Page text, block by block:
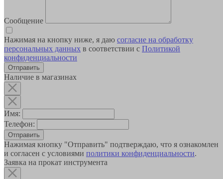
Сообщение
Нажимая на кнопку ниже, я даю согласие на обработку
персональных данных в соответствии с Политикой
конфиденциальности
Наличие в магазинах
Имя:
Телефон:
Отправить
Нажимая кнопку "Отправить" подтверждаю, что я ознакомлен
и согласен с условиями политики конфиденциальности.
Заявка на прокат инструмента